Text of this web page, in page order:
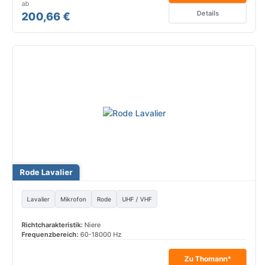
ab
200,66 € Details
Rode Lavalier
Lavalier Mikrofon Rode UHF / VHF
Richtcharakteristik: Niere
Frequenzbereich: 60-18000 Hz
Zu Thomann*